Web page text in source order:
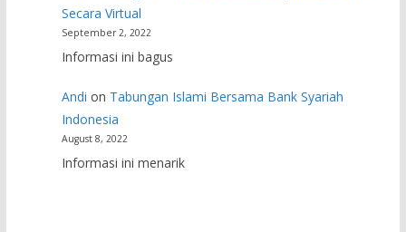
Secara Virtual
September 2, 2022
Informasi ini bagus
Andi on Tabungan Islami Bersama Bank Syariah
Indonesia
August 8, 2022
Informasi ini menarik